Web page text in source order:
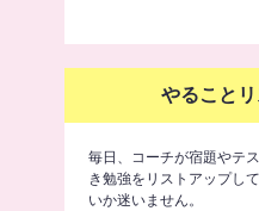
やること
毎日、コーチが宿題やテ
き勉強をリストアップし
いか迷いません。